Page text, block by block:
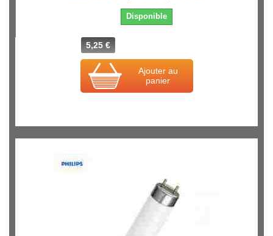
Disponible
5,25 €
Ajouter au
panier